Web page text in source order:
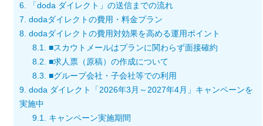
6.
「doda ダイレクト」の送信までの流れ
7. dodaダイレクトの費用・料金プラン
8. dodaダイレクトの費用対効果を高める運用ポイント
8.1.
■スカウトメールはプランに関わらず面接確約
8.2. ■求人票（原稿）の作成について
8.3. ■グループ会社・子会社等での利用
9. doda ダイレクト「2026年3月～2027年4月」キャンペーンを
実施中
9.1.
キャンペーン実施期間